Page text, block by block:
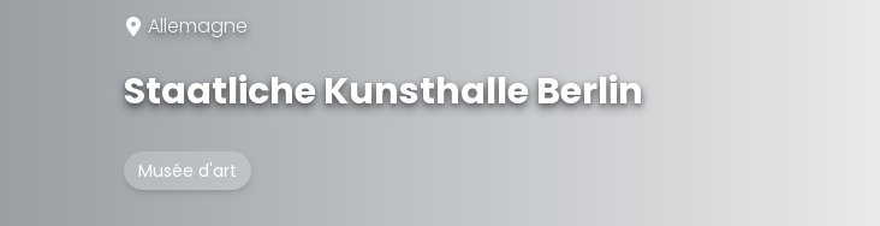
Allemagne
Staatliche Kunsthalle Berlin
Musée d'art